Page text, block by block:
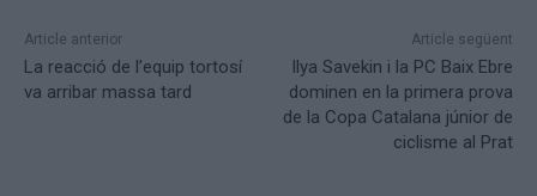
Article anterior
La reacció de l’equip tortosí
va arribar massa tard
Article següent
Ilya Savekin i la PC Baix Ebre
dominen en la primera prova
de la Copa Catalana júnior de
ciclisme al Prat